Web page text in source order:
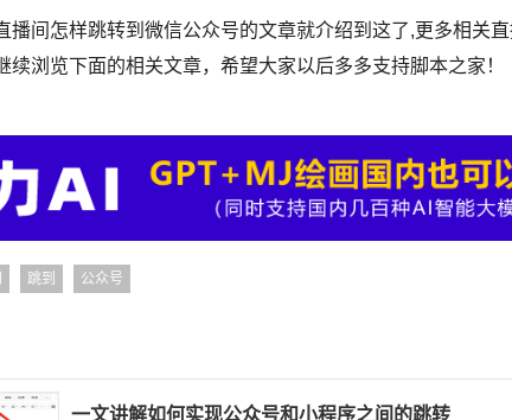
播间怎样跳转到微信公众号的文章就介绍到这了,更多相关
续浏览下面的相关文章，希望大家以后多多支持脚本之家！
跳到 公众号
一文讲解如何实现公众号和小程序之间的跳转